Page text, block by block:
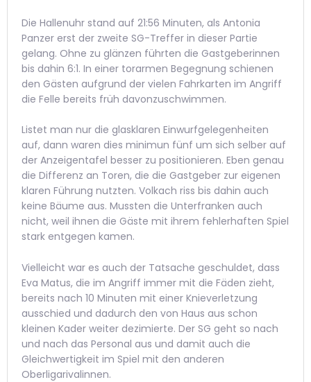
Die Hallenuhr stand auf 21:56 Minuten, als Antonia
Panzer erst der zweite SG-Treffer in dieser Partie
gelang. Ohne zu glänzen führten die Gastgeberinnen
bis dahin 6:1. In einer torarmen Begegnung schienen
den Gästen aufgrund der vielen Fahrkarten im Angriff
die Felle bereits früh davonzuschwimmen.
Listet man nur die glasklaren Einwurfgelegenheiten
auf, dann waren dies minimun fünf um sich selber auf
der Anzeigentafel besser zu positionieren. Eben genau
die Differenz an Toren, die die Gastgeber zur eigenen
klaren Führung nutzten. Volkach riss bis dahin auch
keine Bäume aus. Mussten die Unterfranken auch
nicht, weil ihnen die Gäste mit ihrem fehlerhaften Spiel
stark entgegen kamen.
Vielleicht war es auch der Tatsache geschuldet, dass
Eva Matus, die im Angriff immer mit die Fäden zieht,
bereits nach 10 Minuten mit einer Knieverletzung
ausschied und dadurch den von Haus aus schon
kleinen Kader weiter dezimierte. Der SG geht so nach
und nach das Personal aus und damit auch die
Gleichwertigkeit im Spiel mit den anderen
Oberligarivalinnen.